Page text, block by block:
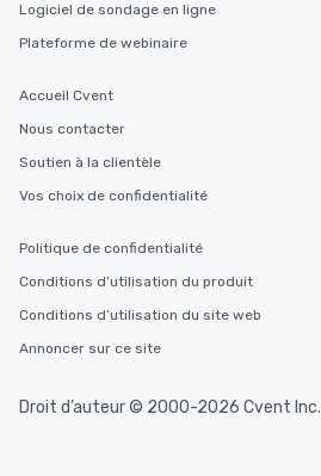
Logiciel de sondage en ligne
Plateforme de webinaire
Accueil Cvent
Nous contacter
Soutien à la clientèle
Vos choix de confidentialité
Politique de confidentialité
Conditions d’utilisation du produit
Conditions d’utilisation du site web
Annoncer sur ce site
Droit d’auteur © 2000-2026 Cvent Inc.